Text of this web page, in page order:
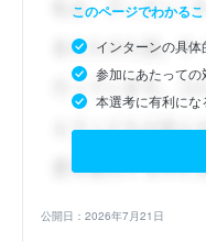
このページでわかるこ
インターンの具体
参加にあたっての
本選考に有利にな
公開日：2026年7月21日